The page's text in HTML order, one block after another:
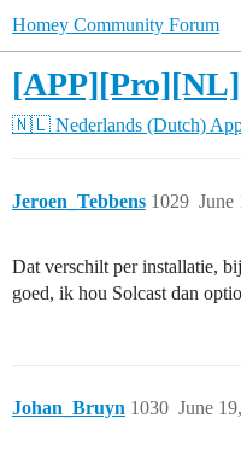
Homey Community Forum
[APP][Pro][NL]
🇳🇱 Nederlands (Dutch)
Jeroen_Tebbens June
1029
Dat verschilt per installatie,
goed, ik hou Solcast dan
Johan_Bruyn June
1030